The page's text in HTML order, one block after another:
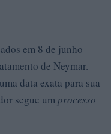
em 8 de junho
de Neymar.
data exata para sua
segue umprocesso